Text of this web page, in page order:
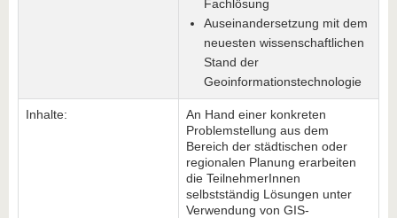
Fachlösung
Auseinandersetzung mit dem
neuesten wissenschaftlichen
Stand der
Geoinformationstechnologie
Inhalte:
An Hand einer konkreten
Problemstellung aus dem
Bereich der städtischen oder
regionalen Planung erarbeiten
die TeilnehmerInnen
selbstständig Lösungen unter
Verwendung von GIS-